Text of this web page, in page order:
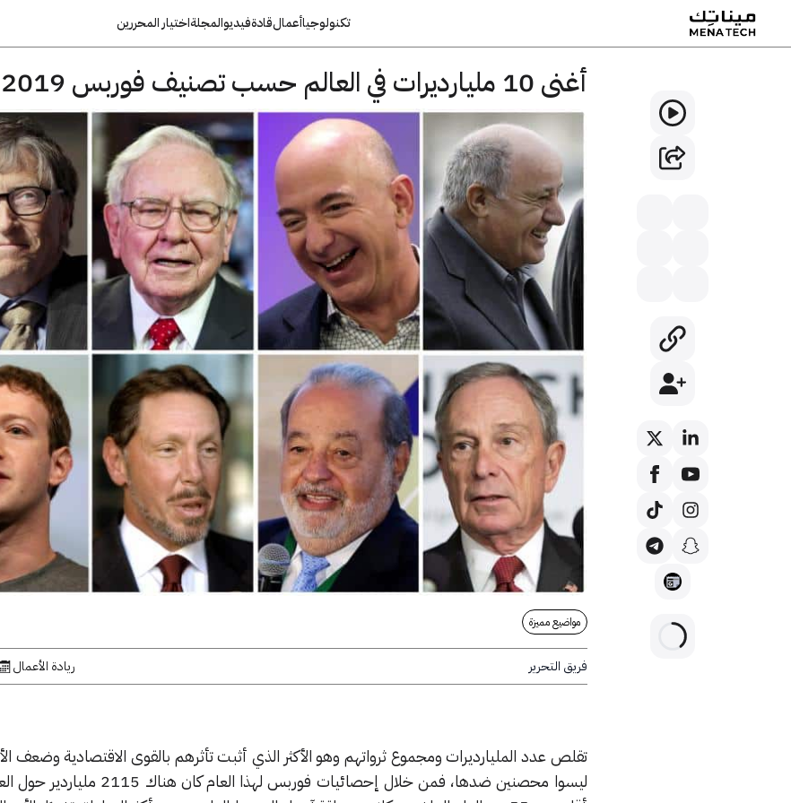
تكنولوجياأعمالقادةفيديوالمجلةاختيار المحررين
أغنى 10 مليارديرات في العالم حسب تصنيف فوربس 2019
مواضيع مميزة
فريق التحرير ريادة الأعمال
تقلص عدد المليارديرات ومجموع ثرواتهم وهو الأكثر الذي أثبت تأثرهم بالقوى الاقتصادية وضعف
ليسوا محصنين ضدها، فمن خلال إحصائيات فوربس لهذا